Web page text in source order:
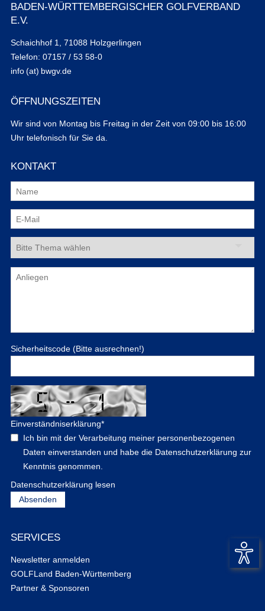
BADEN-WÜRTTEMBERGISCHER GOLFVERBAND
E.V.
Schaichhof 1, 71088 Holzgerlingen
Telefon: 07157 / 53 58-0
info (at) bwgv.de
ÖFFNUNGSZEITEN
Wir sind von Montag bis Freitag in der Zeit von 09:00 bis 16:00
Uhr telefonisch für Sie da.
KONTAKT
Sicherheitscode (Bitte ausrechnen!)
Einverständniserklärung*
Ich bin mit der Verarbeitung meiner personenbezogenen
Daten einverstanden und habe die Datenschutzerklärung zur
Kenntnis genommen.
Datenschutzerklärung lesen
SERVICES
Newsletter anmelden
GOLFLand Baden-Württemberg
Partner & Sponsoren